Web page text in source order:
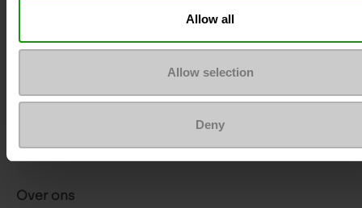
Allow all
Allow selection
Deny
Over ons